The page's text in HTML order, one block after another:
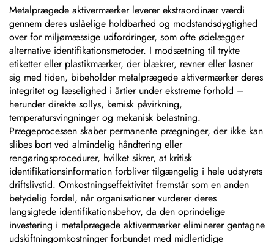
metallogo-plade
Metalprægede aktivermærker leverer ekstraordinær værdi
gennem deres uslåelige holdbarhed og modstandsdygtighed
over for miljømæssige udfordringer, som ofte ødelægger
alternative identifikationsmetoder. I modsætning til trykte
etiketter eller plastikmærker, der blækrer, revner eller løsner
sig med tiden, bibeholder metalprægede aktivermærker deres
integritet og læselighed i årtier under ekstreme forhold –
herunder direkte sollys, kemisk påvirkning,
temperatursvingninger og mekanisk belastning.
Prægeprocessen skaber permanente prægninger, der ikke kan
slibes bort ved almindelig håndtering eller
rengøringsprocedurer, hvilket sikrer, at kritisk
identifikationsinformation forbliver tilgængelig i hele udstyrets
driftslivstid. Omkostningseffektivitet fremstår som en anden
betydelig fordel, når organisationer vurderer deres
langsigtede identifikationsbehov, da den oprindelige
investering i metalprægede aktivermærker eliminerer gentagne
udskiftningomkostninger forbundet med midlertidige